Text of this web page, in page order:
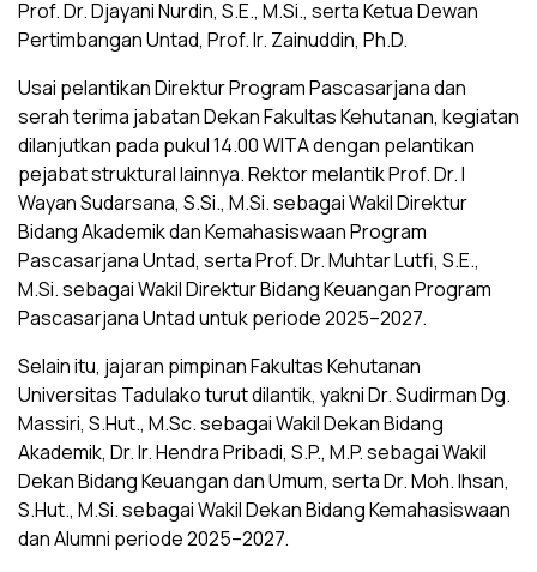
Prof. Dr. Djayani Nurdin, S.E., M.Si., serta Ketua Dewan
Pertimbangan Untad, Prof. Ir. Zainuddin, Ph.D.
Usai pelantikan Direktur Program Pascasarjana dan
serah terima jabatan Dekan Fakultas Kehutanan, kegiatan
dilanjutkan pada pukul 14.00 WITA dengan pelantikan
pejabat struktural lainnya. Rektor melantik Prof. Dr. I
Wayan Sudarsana, S.Si., M.Si. sebagai Wakil Direktur
Bidang Akademik dan Kemahasiswaan Program
Pascasarjana Untad, serta Prof. Dr. Muhtar Lutfi, S.E.,
M.Si. sebagai Wakil Direktur Bidang Keuangan Program
Pascasarjana Untad untuk periode 2025–2027.
Selain itu, jajaran pimpinan Fakultas Kehutanan
Universitas Tadulako turut dilantik, yakni Dr. Sudirman Dg.
Massiri, S.Hut., M.Sc. sebagai Wakil Dekan Bidang
Akademik, Dr. Ir. Hendra Pribadi, S.P., M.P. sebagai Wakil
Dekan Bidang Keuangan dan Umum, serta Dr. Moh. Ihsan,
S.Hut., M.Si. sebagai Wakil Dekan Bidang Kemahasiswaan
dan Alumni periode 2025–2027.